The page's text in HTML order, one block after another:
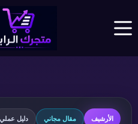
المحتوى
الأرشيف مقال مجاني دليل عملي